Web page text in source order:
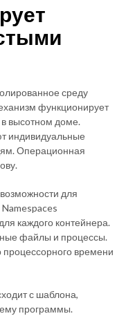
среду
функционирует
высотном доме.
индивидуальные
Операционная
для
каждого контейнера.
файлы и процессы.
процессорного времени
с шаблона,
программы.